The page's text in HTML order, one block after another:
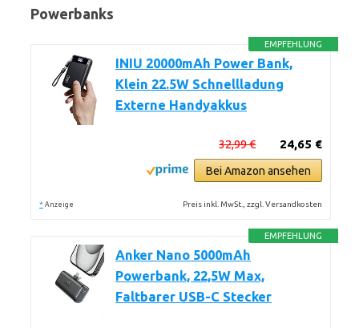
Powerbanks
EMPFEHLUNG
INIU 20000mAh Power Bank,
Klein 22.5W Schnellladung
Externe Handyakkus
24,65 €
32,99 €
Bei Amazon ansehen
* Anzeige Preis inkl. MwSt., zzgl. Versandkosten
EMPFEHLUNG
Anker Nano 5000mAh
Powerbank, 22,5W Max,
Faltbarer USB-C Stecker